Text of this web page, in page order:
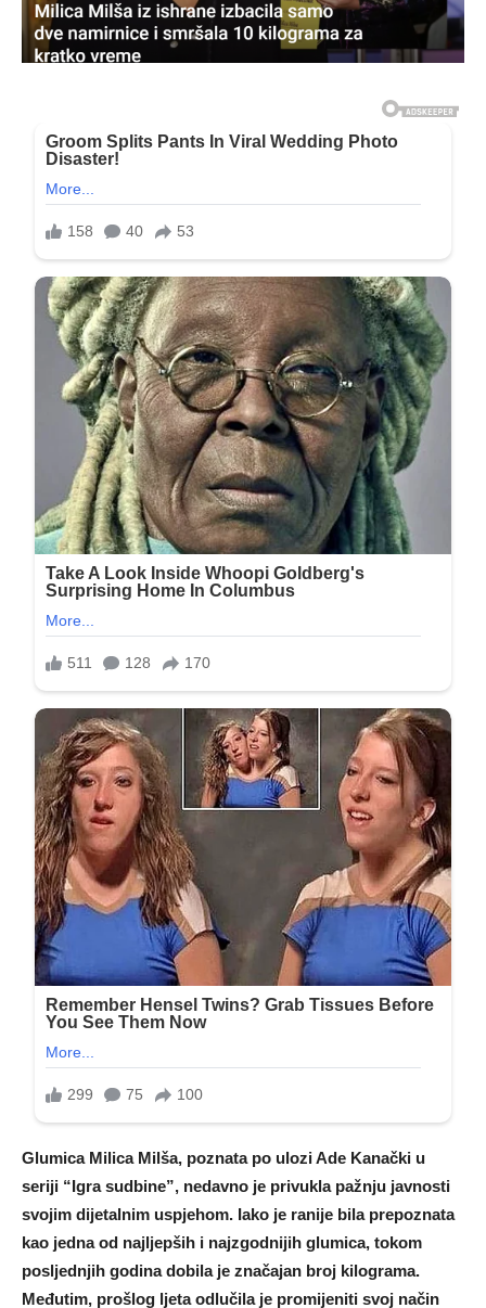
Glumica Milica Milša, poznata po ulozi Ade Kanački u
seriji “Igra sudbine”, nedavno je privukla pažnju javnosti
svojim dijetalnim uspjehom. Iako je ranije bila prepoznata
kao jedna od najljepših i najzgodnijih glumica, tokom
posljednjih godina dobila je značajan broj kilograma.
Međutim, prošlog ljeta odlučila je promijeniti svoj način